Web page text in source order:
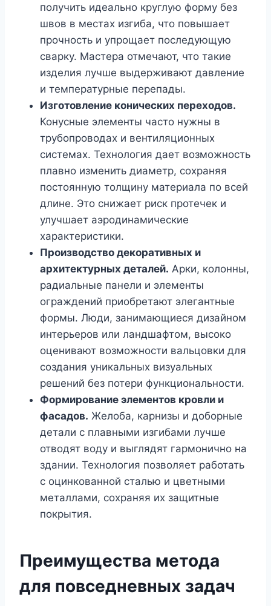
получить идеально круглую форму без
швов в местах изгиба, что повышает
прочность и упрощает последующую
сварку. Мастера отмечают, что такие
изделия лучше выдерживают давление
и температурные перепады.
Изготовление конических переходов.
Конусные элементы часто нужны в
трубопроводах и вентиляционных
системах. Технология дает возможность
плавно изменить диаметр, сохраняя
постоянную толщину материала по всей
длине. Это снижает риск протечек и
улучшает аэродинамические
характеристики.
Производство декоративных и
архитектурных деталей. Арки, колонны,
радиальные панели и элементы
ограждений приобретают элегантные
формы. Люди, занимающиеся дизайном
интерьеров или ландшафтом, высоко
оценивают возможности вальцовки для
создания уникальных визуальных
решений без потери функциональности.
Формирование элементов кровли и
фасадов. Желоба, карнизы и доборные
детали с плавными изгибами лучше
отводят воду и выглядят гармонично на
здании. Технология позволяет работать
с оцинкованной сталью и цветными
металлами, сохраняя их защитные
покрытия.
Преимущества метода
для повседневных задач